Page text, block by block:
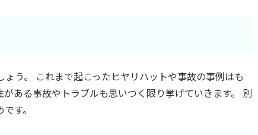
う。 これまで起こったヒヤリハットや事故の事例はも
ある事故やトラブルも思いつく限り挙げていきます。 別
す。